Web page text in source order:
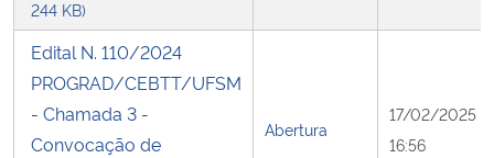
244 KB)
Edital N. 110/2024
PROGRAD/CEBTT/UFSM
- Chamada 3 -
Convocação de
Abertura
17/02/2025
16:56